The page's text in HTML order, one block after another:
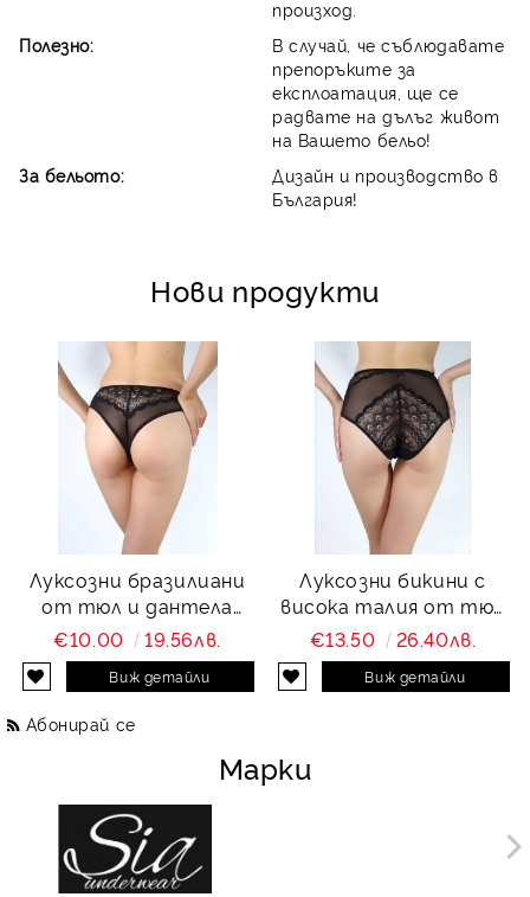
произход.
Полезно:
В случай, че съблюдавате
препоръките за
експлоатация, ще се
радвате на дълъг живот
на Вашето бельо!
За бельото:
Дизайн и производство в
България!
Нови продукти
Луксозни бразилиани
от тюл и дантела
Charity
€10.00 19.56лв.
Виж детайли
Луксозни бикини с
висока талия от тюл
и дантела Charity
€13.50 26.40лв.
Виж детайли
Абонирай се
Марки